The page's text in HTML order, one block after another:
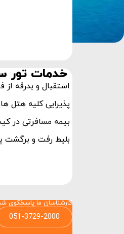
خدمات تور
استقبال و بدرقه از
پذیرایی کلیه هتل
بیمه مسافرتی در
بلیط رفت و برگشت
کارشناسان ما پاسخگوی
051-3729-2000